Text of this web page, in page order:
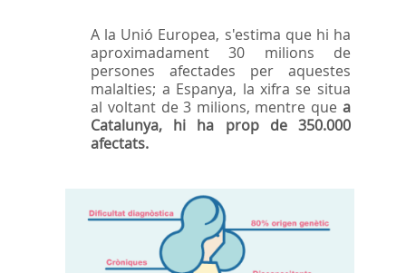
A la Unió Europea, s'estima que hi ha
aproximadament 30 milions de
persones afectades per aquestes
malalties; a Espanya, la xifra se situa
al voltant de 3 milions, mentre que a
Catalunya, hi ha prop de 350.000
afectats.